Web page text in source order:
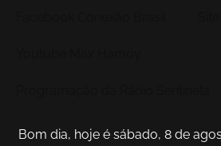
Bom dia, hoje é sábado, 8 de